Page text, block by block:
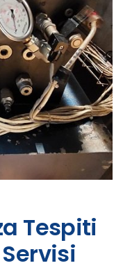
Tespiti